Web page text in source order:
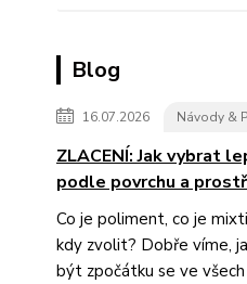
Blog
16.07.2026 Návody &
ZLACENÍ: Jak vybrat
podle povrchu a
Co je poliment, co je
kdy zvolit? Dobře víme,
být zpočátku se ve